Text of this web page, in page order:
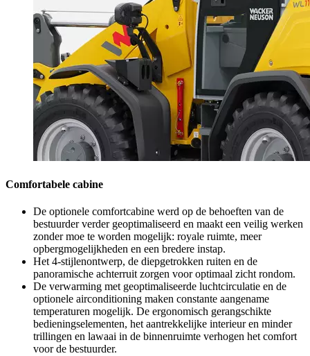
Comfortabele cabine
De optionele comfortcabine werd op de behoeften van de
bestuurder verder geoptimaliseerd en maakt een veilig werken
zonder moe te worden mogelijk: royale ruimte, meer
opbergmogelijkheden en een bredere instap.
Het 4-stijlenontwerp, de diepgetrokken ruiten en de
panoramische achterruit zorgen voor optimaal zicht rondom.
De verwarming met geoptimaliseerde luchtcirculatie en de
optionele airconditioning maken constante aangename
temperaturen mogelijk. De ergonomisch gerangschikte
bedieningselementen, het aantrekkelijke interieur en minder
trillingen en lawaai in de binnenruimte verhogen het comfort
voor de bestuurder.